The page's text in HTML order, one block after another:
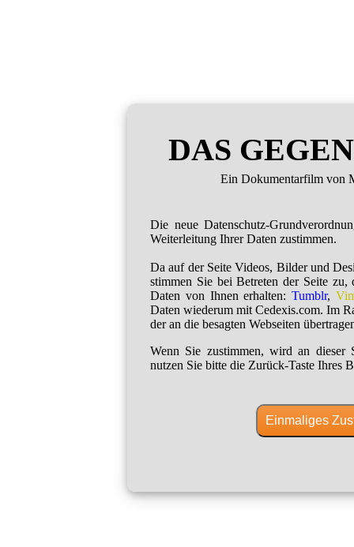
DAS
Ein Dokumentarfilm von
Die neue Datenschutz-
Weiterleitung Ihrer Daten zustimmen.
Da auf der Seite Videos, Bilder und
stimmen Sie bei Betreten der Seite zu,
Daten von Ihnen erhalten:Tumblr,
Daten wiederum mit Cedexis.com. Im
der an die besagten Webseiten
Wenn Sie zustimmen, wird an dieser
nutzen Sie bitte die Zurück-Taste Ihres
Einmaliges